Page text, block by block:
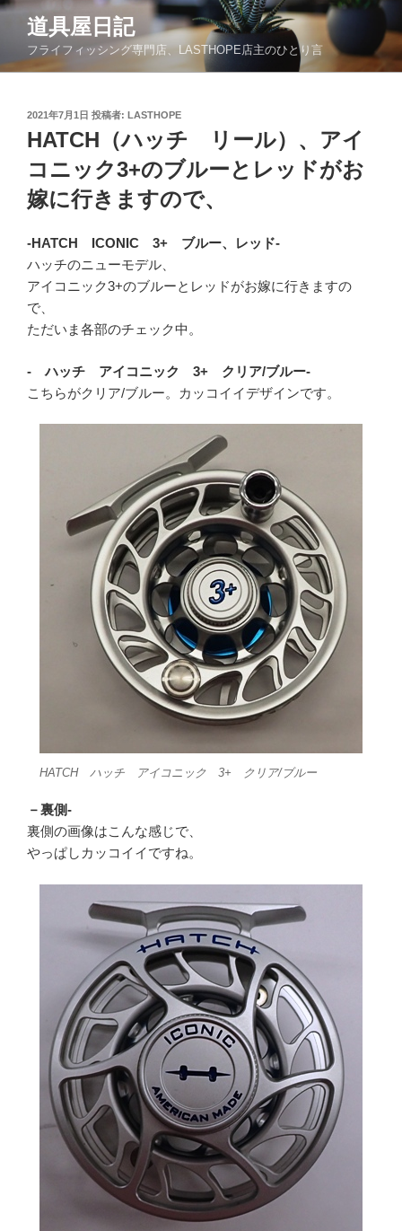
コ
ン
道具屋日記
フライフィッシング専門店、LASTHOPE店主のひとり言
投
稿
日:
2021年7月1日 投稿者: LASTHOPE
HATCH（ハッチ リール）、アイ
コニック3+のブルーとレッドがお
嫁に行きますので、
-HATCH ICONIC 3+ ブルー、レッド-
ハッチのニューモデル、
アイコニック3+のブルーとレッドがお嫁に行きますの
で、
ただいま各部のチェック中。
- ハッチ アイコニック 3+ クリア/ブルー-
こちらがクリア/ブルー。カッコイイデザインです。
HATCH ハッチ アイコニック 3+ クリア/ブルー
－裏側-
裏側の画像はこんな感じで、
やっぱしカッコイイですね。